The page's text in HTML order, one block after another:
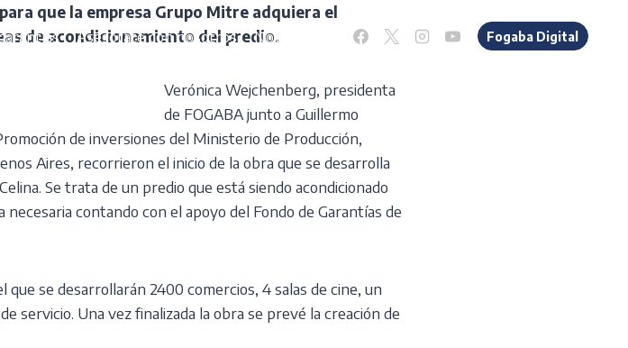
Asesorate con nosotros Novedades Fogaba Digital
que la empresa Grupo Mitre adquiera el
de acondicionamiento del predio.
Verónica Wejchenberg, presidenta
de FOGABA junto a Guillermo
de inversiones del Ministerio de Producción,
Aires, recorrieron el inicio de la obra que se desarrolla
Se trata de un predio que está siendo acondicionado
contando con el apoyo del Fondo de Garantías de
se desarrollarán 2400 comercios, 4 salas de cine, un
servicio. Una vez finalizada la obra se prevé la creación de